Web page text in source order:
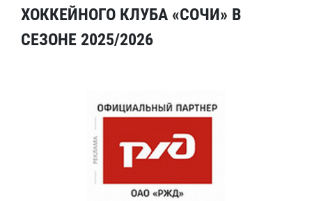
ХОККЕЙНОГО КЛУБА «СОЧИ» В
СЕЗОНЕ 2025/2026